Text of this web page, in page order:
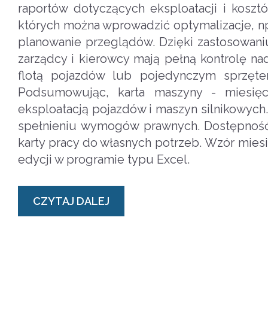
raportów dotyczących eksploatacji i
których można wprowadzić optymalizacje,
planowanie przeglądów. Dzięki
zarządcy i kierowcy mają pełną kontrolę
flotą pojazdów lub pojedynczym
Podsumowując, karta maszyny -
eksploatacją pojazdów i maszyn
spełnieniu wymogów prawnych.
karty pracy do własnych potrzeb. Wzór
edycji w programie typu Excel.
CZYTAJ DALEJ